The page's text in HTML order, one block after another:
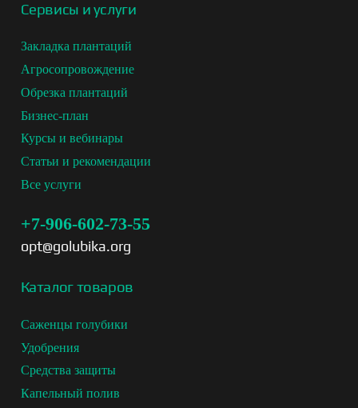
Сервисы и услуги
Закладка плантаций
Агросопровождение
Обрезка плантаций
Бизнес-план
Курсы и вебинары
Статьи и рекомендации
Все услуги
+7-906-602-73-55
opt@golubika.org
Каталог товаров
Саженцы голубики
Удобрения
Средства защиты
Капельный полив